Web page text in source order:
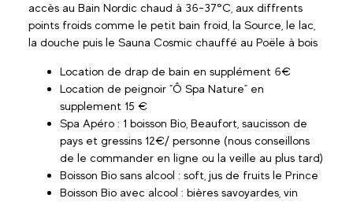
accès au Bain Nordic chaud à 36-37°C, aux diffrents
points froids comme le petit bain froid, la Source, le lac,
la douche puis le Sauna Cosmic chauffé au Poële à bois
Location de drap de bain en supplément 6€
Location de peignoir "Ô Spa Nature" en
supplement 15 €
Spa Apéro : 1 boisson Bio, Beaufort, saucisson de
pays et gressins 12€/ personne (nous conseillons
de le commander en ligne ou la veille au plus tard)
Boisson Bio sans alcool : soft, jus de fruits le Prince
Boisson Bio avec alcool : bières savoyardes, vin